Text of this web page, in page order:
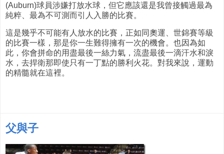
(Auburn)球員涉嫌打放水球，但它應該還是我曾接觸過最為
純粹、最為不可測而引人入勝的比賽。
這是幾乎不可能有人放水的比賽，正如同奧運、世錦賽等級
的比賽一樣，那是你一生難得擁有一次的機會。也因為如
此，你會拼命的用盡最後一絲力氣，流盡最後一滴汗水和淚
水，去捍衛那即使只有一丁點的勝利火花。對我來說，運動
的精髓就在這裡。
父與子